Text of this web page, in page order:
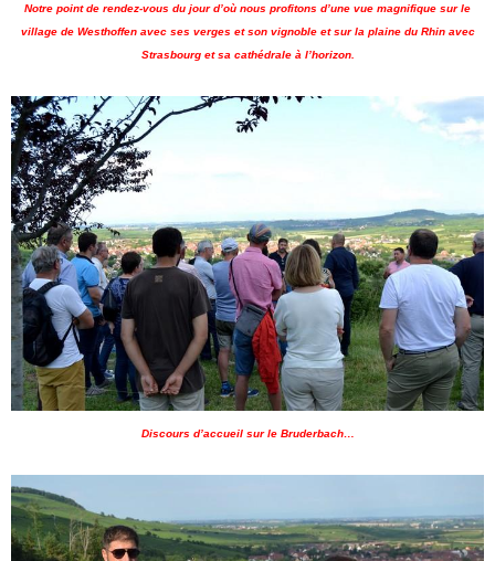
Notre point de rendez-vous du jour d’où nous profitons d’une vue magnifique sur le
village de Westhoffen avec ses verges et son vignoble et sur la plaine du Rhin avec
Strasbourg et sa cathédrale à l’horizon.
Discours d’accueil sur le Bruderbach…